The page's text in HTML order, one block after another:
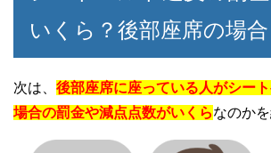
いくら？後部座席の場合
次は、 後部座席に座っている人がシー
場合の罰金や減点点数がいくらなのか